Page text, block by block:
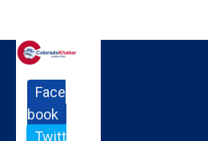
Face
book
Twitt